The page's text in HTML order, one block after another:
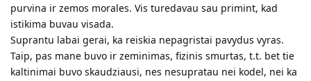
purvina ir zemos morales. Vis turedavau sau primint, kad
istikima buvau visada.
Suprantu labai gerai, ka reiskia nepagristai pavydus vyras.
Taip, pas mane buvo ir zeminimas, fizinis smurtas, t.t. bet tie
kaltinimai buvo skaudziausi, nes nesupratau nei kodel, nei ka